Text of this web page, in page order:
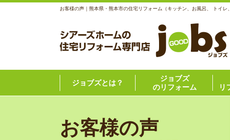
お客様の声｜熊本県・熊本市の住宅リフォーム（キッチン、お風呂、 トイ
ジョブズとは？
ジョブズ
のリフォーム
リ
お客様の声